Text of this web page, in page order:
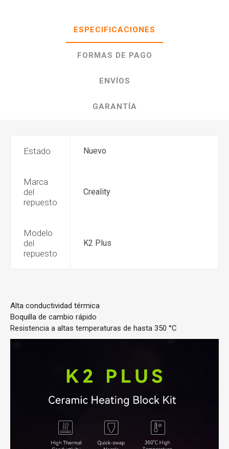
ESPECIFICACIONES
FORMAS DE PAGO
ENVÍOS
GARANTÍA
Estado Nuevo
Marca
del
repuesto
Creality
Modelo
del
repuesto
K2 Plus
Alta conductividad térmica
Boquilla de cambio rápido
Resistencia a altas temperaturas de hasta 350 °C